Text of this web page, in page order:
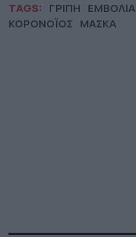
TAGS: ΓΡΙΠΗ ΕΜΒΟΛΙΑ
ΚΟΡΟΝΟΪΟΣ ΜΑΣΚΑ